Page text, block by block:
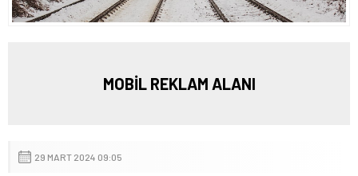
MOBİL REKLAM ALANI
29 MART 2024 09:05